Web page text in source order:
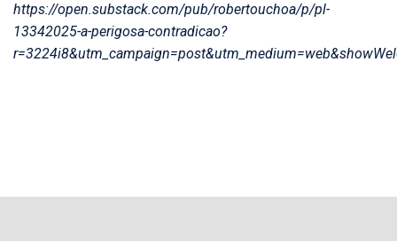
https://open.substack.com/pub/robertouchoa/p/pl-
13342025-a-perigosa-contradicao?